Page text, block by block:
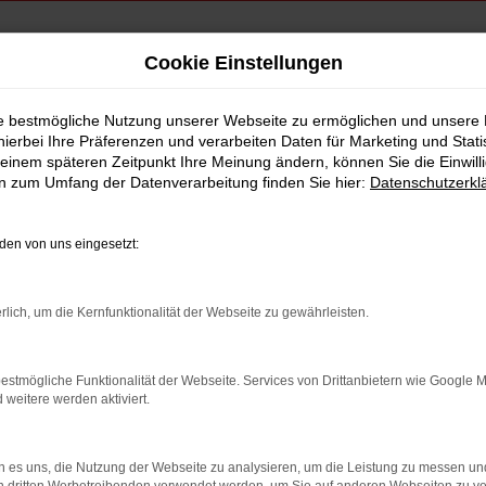
leasen,
KONA
KONA eine garantiert kluge Entscheidung: Nicht nur,
schätzen die robuste Zuverlässigkeit, den erstklassigen
Fahrzeuge von Hyundai und verkaufen Ihnen den KONA als
im Kfz-Bereich. Ganz zu schweigen von unserem Top-
sowohl bei Reparaturen als auch bei Inspektionen oder
Cookie Einstellungen
bestmögliche Nutzung unserer Webseite zu ermöglichen und unsere
Ihre Präferenzen und verarbeiten Daten für Marketing und
späteren Zeitpunkt Ihre Meinung ändern, können Sie die
zum Umfang der Datenverarbeitung finden Sie hier:
von uns eingesetzt:
um die Kernfunktionalität der Webseite zu gewährleisten.
Funktionalität der Webseite. Services von Drittanbietern wie Google
weitere werden aktiviert.
es uns, die Nutzung der Webseite zu analysieren, um die Leistung zu messen